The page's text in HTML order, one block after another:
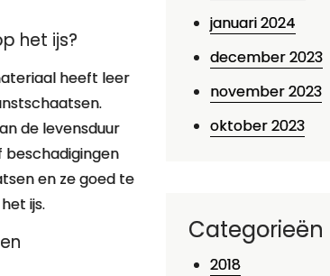
het ijs?
heeft leer
de levensduur
en ze goed te
ijs.
januari 2024
december 2023
november 2023
oktober 2023
Categorieën
2018